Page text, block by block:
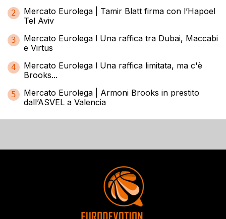
2
Mercato Eurolega | Tamir Blatt firma con l’Hapoel
Tel Aviv
3
Mercato Eurolega l Una raffica tra Dubai, Maccabi
e Virtus
4
Mercato Eurolega l Una raffica limitata, ma c'è
Brooks...
5
Mercato Eurolega | Armoni Brooks in prestito
dall’ASVEL a Valencia